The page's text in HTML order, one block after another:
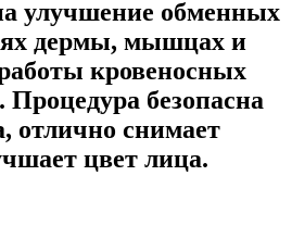
улучшение обменных
дермы, мышцах и
кровеносных
Процедура безопасна
отлично снимает
цвет лица.